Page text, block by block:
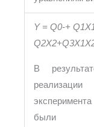
Y = Q0-+ Q1X
Q2X2+Q3X1X
В
были